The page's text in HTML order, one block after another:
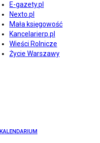
E-gazety.pl
Nexto.pl
Mała księgowość
Kancelarierp.pl
Wieści Rolnicze
Życie Warszawy
KALENDARIUM